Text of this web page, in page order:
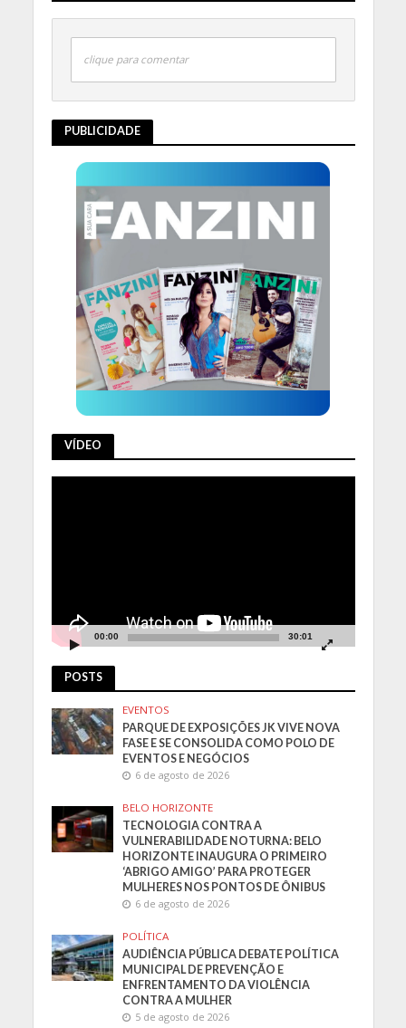
clique para comentar
PUBLICIDADE
VÍDEO
00:00 30:01
POSTS
EVENTOS
PARQUE DE EXPOSIÇÕES JK VIVE NOVA
FASE E SE CONSOLIDA COMO POLO DE
EVENTOS E NEGÓCIOS
6 de agosto de 2026
BELO HORIZONTE
TECNOLOGIA CONTRA A
VULNERABILIDADE NOTURNA: BELO
HORIZONTE INAUGURA O PRIMEIRO
‘ABRIGO AMIGO’ PARA PROTEGER
MULHERES NOS PONTOS DE ÔNIBUS
6 de agosto de 2026
POLÍTICA
AUDIÊNCIA PÚBLICA DEBATE POLÍTICA
MUNICIPAL DE PREVENÇÃO E
ENFRENTAMENTO DA VIOLÊNCIA
CONTRA A MULHER
5 de agosto de 2026